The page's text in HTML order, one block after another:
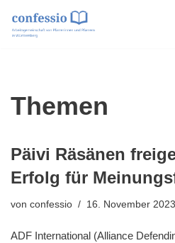
Zum
Themen
Päivi Räsänen
Erfolg für
von confessio 16. November 2023
ADF International (Alliance